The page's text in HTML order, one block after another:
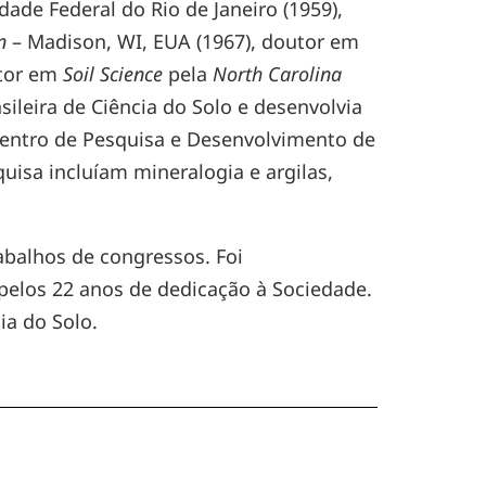
Federal do Rio de Janeiro (1959),
– Madison, WI, EUA (1967), doutor em
emSoil Science pelaNorth Carolina
de Ciência do Solo e desenvolvia
de Pesquisa e Desenvolvimento de
incluíam mineralogia e argilas,
de congressos. Foi
22 anos de dedicação à Sociedade.
do Solo.